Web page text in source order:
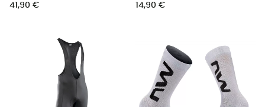
41,90 € 14,90 €